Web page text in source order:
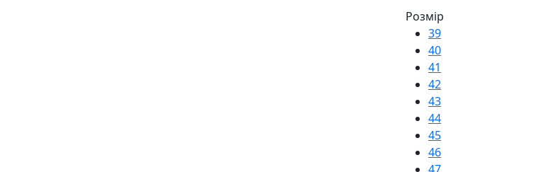
Розмір
39
40
41
42
43
44
45
46
47